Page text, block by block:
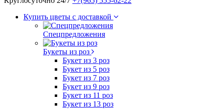
Купить цветы с доставкой
Спецпредложения
Букеты из роз
Букет из 3 роз
Букет из 5 роз
Букет из 7 роз
Букет из 9 роз
Букет из 11 роз
Букет из 13 роз